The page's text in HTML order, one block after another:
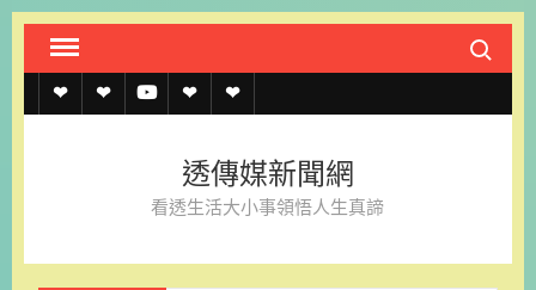
Skip
content
Search
透
約
透
上
透 聯
我
官
LINE
透傳媒新聞網
看透生活大小事領悟人生真諦